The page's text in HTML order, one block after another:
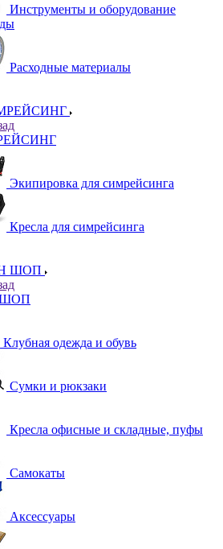
Инструменты и оборудование
Расходные материалы
Экипировка для симрейсинга
Кресла для симрейсинга
ШОП
Клубная одежда и обувь
Сумки и рюкзаки
Кресла офисные и складные, пуфы
Самокаты
Аксессуары